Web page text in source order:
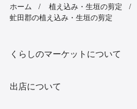
ホーム 植え込み・生垣の剪定
虻田郡の植え込み・生垣の剪定
くらしのマーケットについて
出店について